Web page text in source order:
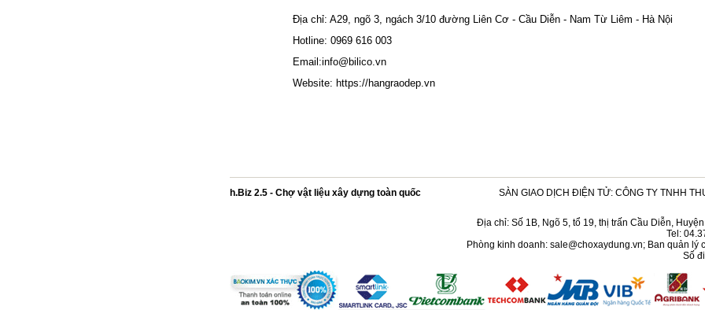
Địa chỉ: A29, ngõ 3, ngách 3/10 đường Liên Cơ - Cầu Diễn - Nam Từ Liêm - Hà Nội
Hotline: 0969 616 003
Email:info@bilico.vn
Website: https://hangraodep.vn
h.Biz 2.5 - Chợ vật liệu xây dựng toàn quốc SÀN GIAO DỊCH ĐIỆN TỬ: CÔNG TY TNHH
Địa chỉ: Số 1B, Ngõ 5, tổ 19, thị trấn Cầu Diễn,
Tel:
Phòng kinh doanh: sale@choxaydung.vn; Ban quản lý
Số